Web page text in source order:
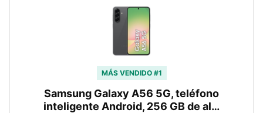
MÁS VENDIDO #1
Samsung Galaxy A56 5G, teléfono
inteligente Android, 256 GB de al…